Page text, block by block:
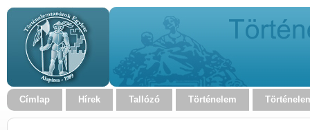
Címlap Hírek Tallózó Történelem